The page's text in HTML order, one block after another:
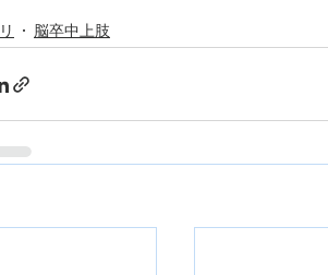
脳卒中上肢